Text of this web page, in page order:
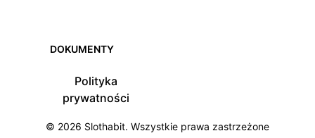
DOKUMENTY
Polityka
prywatności
© 2026 Slothabit. Wszystkie prawa zastrzeżone